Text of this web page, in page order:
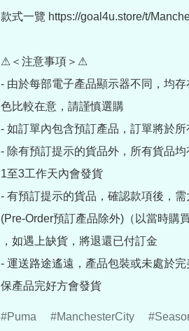
款式一覽 https://goal4u.store/t/
⚠＜注意事項＞⚠
- 由於每部電子產品顯示器不同，均
色比較在意，請謹慎選購
- 如訂單內包含預訂產品，訂單將於
- 除有預訂提示的貨品外，所有貨品均
1至3工作天內會發貨
- 有預訂提示的貨品，確認款項後，
(Pre-Order預訂產品除外)（以當時購
，如遇上缺貨，將退還已付訂金
- 運送路途遙遠，產品包裝或未處於
保產品完好方會發貨
Puma ManchesterCity